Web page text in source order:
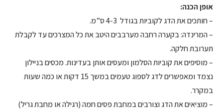
אופן הכנה:
– חותכים את הדג לקוביות בגודל 4-3 ס”מ.
– המרינדה: בקערה רחבה מערבבים היטב את כל המצרכים עד לקבלת
תערובת חלקה.
– מוסיפים את קוביות הסלמון ומעסים אותן בעדינות. מכסים בניילון
נצמד ומאפשרים לדג לספוג טעמים במשך 15 דקות או כמה שעות
במקרר.
–מוציאים את הדג וצורבים במחבת פסים חמה (רגילה או מחבת גריל)